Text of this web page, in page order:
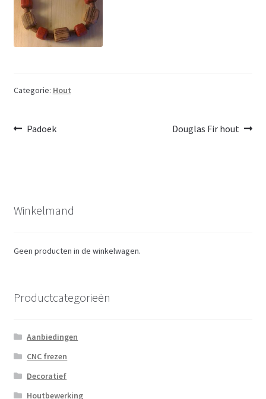
Categorie: Hout
Bericht
Vorig
Padoek
Volgend
Douglas Fir hout
Winkelmand
Geen producten in de winkelwagen.
Productcategorieën
Aanbiedingen
CNC frezen
Decoratief
Houtbewerking